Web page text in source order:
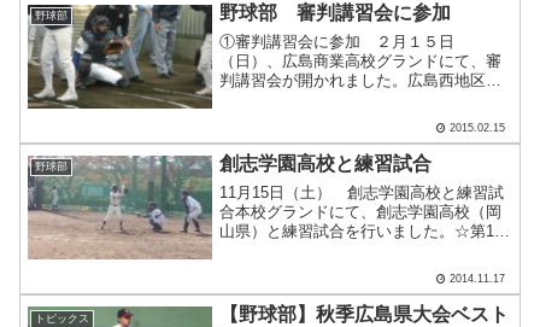
野球部 野球部 審判講習会に参加
①審判講習会に参加 ２月１５日
（日）、広島商業高校グランドにて、審
判講習会が開かれました。広島西地区か
した。 この講習の目的は、 ①シーズ
ンに向け、審判方が投手のストライク
（ボール）判定の実践感覚を養う。.....
2015.02.15
野球部 創志学園高校と練習試合
11月15日（土） 創志学園高校と練習試
合本校グランドにて、創志学園高校（岡
山県）と練習試合を行いました。☆第1試
試合 工大高 １５－１ 創志学園高校
2014.11.17
トピックス
【野球部】秋季広島県大会ベスト